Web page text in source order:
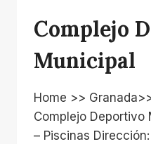
Complejo
Municipal
Home >>
Complejo Deportivo
– Piscinas